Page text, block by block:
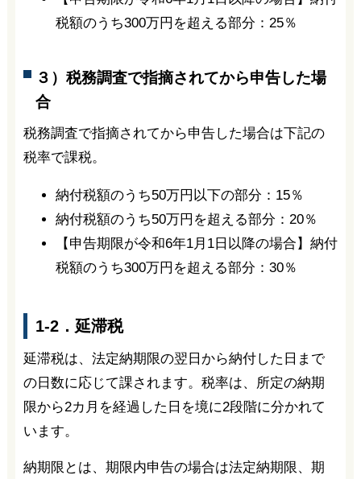
税額のうち300万円を超える部分：25％
３）税務調査で指摘されてから申告した場
合
税務調査で指摘されてから申告した場合は下記の
税率で課税。
納付税額のうち50万円以下の部分：15％
納付税額のうち50万円を超える部分：20％
【申告期限が令和6年1月1日以降の場合】納付
税額のうち300万円を超える部分：30％
1-2．延滞税
延滞税は、法定納期限の翌日から納付した日まで
の日数に応じて課されます。税率は、所定の納期
限から2カ月を経過した日を境に2段階に分かれて
います。
納期限とは、期限内申告の場合は法定納期限、期